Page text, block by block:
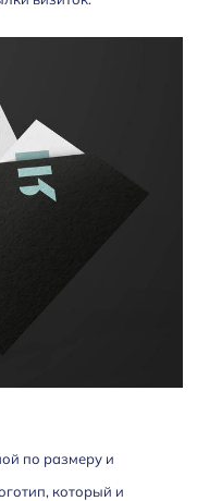
по размеру и
который и